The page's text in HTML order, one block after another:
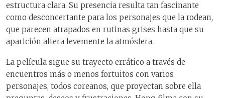
estructura clara. Su presencia resulta tan fascinante
como desconcertante para los personajes que la rodean,
que parecen atrapados en rutinas grises hasta que su
aparición altera levemente la atmósfera.
La película sigue su trayecto errático a través de
encuentros más o menos fortuitos con varios
personajes, todos coreanos, que proyectan sobre ella